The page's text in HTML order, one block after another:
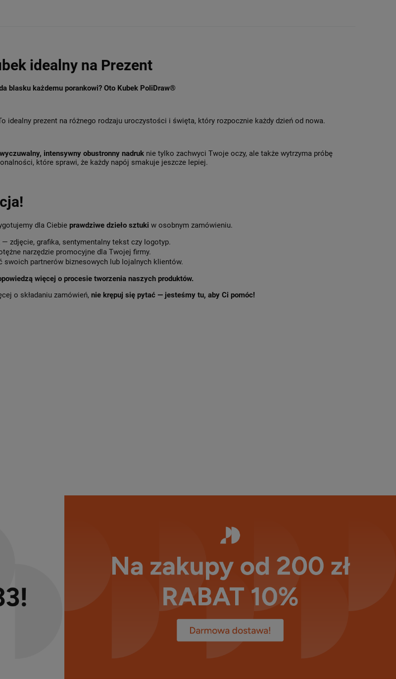
idealny na Prezent
blasku każdemu porankowi? Oto Kubek PoliDraw®
idealny prezent na różnego rodzaju uroczystości i święta, który rozpocznie każdy dzień od nowa.
intensywny obustronny nadruk nie tylko zachwyci Twoje oczy, ale także wytrzyma próbę
które sprawi, że każdy napój smakuje jeszcze lepiej.
dla Ciebie prawdziwe dzieło sztuki w osobnym zamówieniu.
zdjęcie, grafika, sentymentalny tekst czy logotyp.
narzędzie promocyjne dla Twojej firmy.
swoich partnerów biznesowych lub lojalnych klientów.
więcej o procesie tworzenia naszych produktów.
o składaniu zamówień, nie krępuj się pytać — jesteśmy tu, aby Ci pomóc!